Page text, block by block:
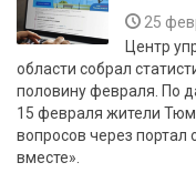
25
Центр
области собрал
половину февраля. По
15 февраля жители
вопросов через портал
вместе».